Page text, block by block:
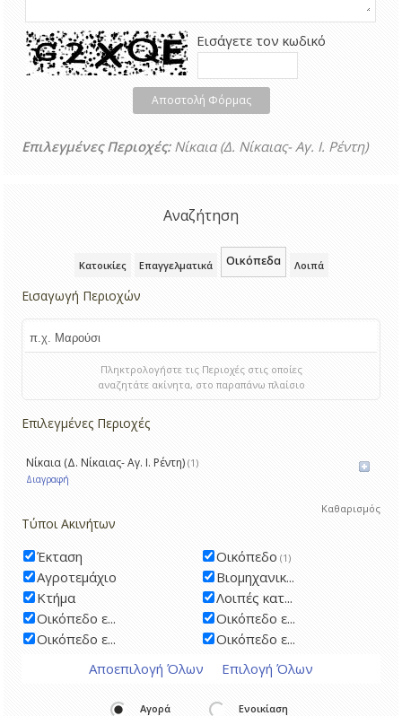
Εισάγετε τον κωδικό
Αποστολή Φόρμας
Επιλεγμένες Περιοχές: Νίκαια (Δ. Νίκαιας- Αγ. Ι. Ρέντη)
Αναζήτηση
Κατοικίες Επαγγελματικά Οικόπεδα Λοιπά
Εισαγωγή Περιοχών
Πληκτρολογήστε τις Περιοχές στις οποίες
αναζητάτε ακίνητα, στο παραπάνω πλαίσιο
Επιλεγμένες Περιοχές
Νίκαια (Δ. Νίκαιας- Αγ. Ι. Ρέντη) (1)
Διαγραφή
Καθαρισμός
Τύποι Ακινήτων
Έκταση Οικόπεδο (1)
Αγροτεμάχιο
Βιομηχανικ...
Κτήμα
Λοιπές κατ...
Οικόπεδο ε...
Οικόπεδο ε...
Οικόπεδο ε...
Οικόπεδο ε...
Αποεπιλογή Όλων
Επιλογή Όλων
Αγορά Ενοικίαση